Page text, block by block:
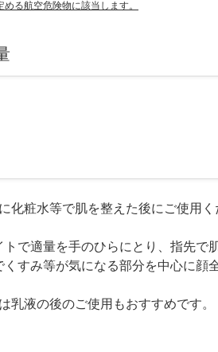
る航空危険物に該当します。
化粧水等で肌を整えた後にご使用く
トで適量を手のひらにとり、指先で
くすみ等が気になる部分を中心に顔
乳液の後のご使用もおすすめです。